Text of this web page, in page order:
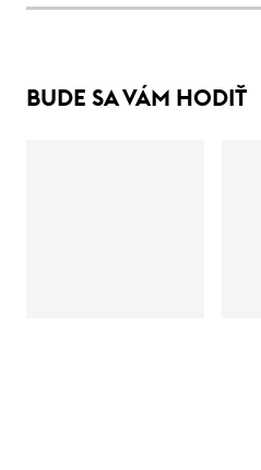
BUDE SA VÁM HODIŤ